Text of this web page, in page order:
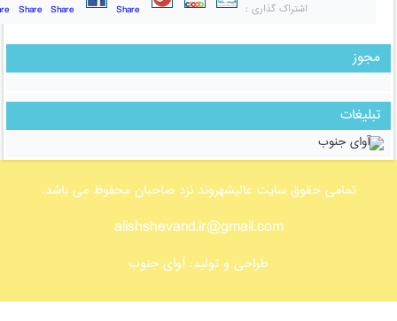
اشتراک گذاری :
مجوز
تبلیغات
تمامی حقوق سایت عالیشهروند نزد صاحبان محفوظ می باشد.
alishshevand.ir@gmail.com
طراحی و تولید:آوای جنوب